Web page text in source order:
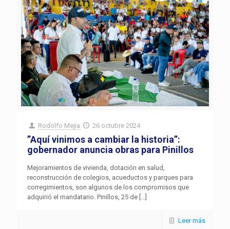
Rodolfo Mejia 26 octubre 2024
”Aquí vinimos a cambiar la historia”:
gobernador anuncia obras para Pinillos
Mejoramientos de vivienda, dotación en salud,
reconstrucción de colegios, acueductos y parques para
corregimientos, son algunos de los compromisos que
adquirió el mandatario. Pinillos, 25 de
Leer más